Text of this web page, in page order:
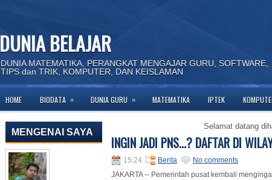
DUNIA BELAJAR
DUNIA MATEMATIKA, PERANGKAT MENGAJAR GURU, SOFTWARE,
TIPS dan TRIK, KOMPUTER, DAN KEISLAMAN
HOME BIODATA » DUNIA GURU » MATEMATIKA IPTEK
MENGENAI SAYA
Selamat datang dihalaman
INGIN JADI PNS...? DAFTAR DI
15:24 Berita
No comments
JAKARTA -- Pemerintah pusat kembali